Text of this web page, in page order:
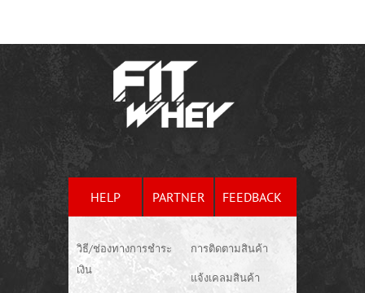
HELP PARTNER FEEDBACK
วิธี/ช่องทางการชำระ
เงิน
การติดตามสินค้า
แจ้งเคลมสินค้า